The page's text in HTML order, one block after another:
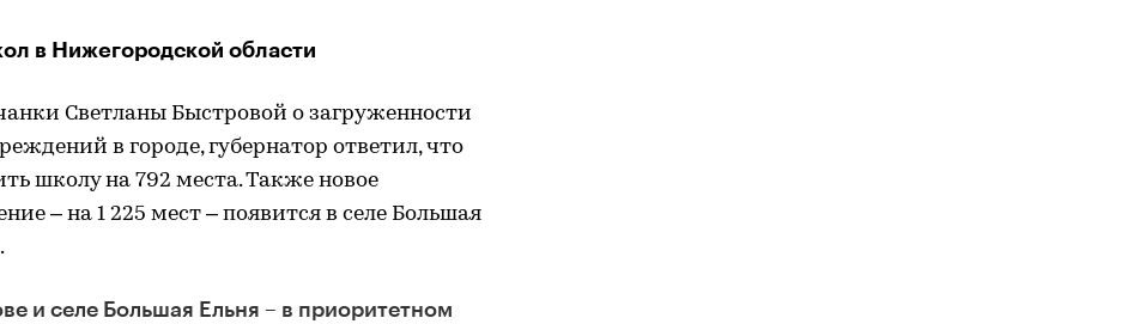
в Нижегородской области
Светланы Быстровой о загруженности
в городе, губернатор ответил, что
школу на 792 места. Также новое
– на 1 225 мест – появится в селе Большая
и селе Большая Ельня – в приоритетном